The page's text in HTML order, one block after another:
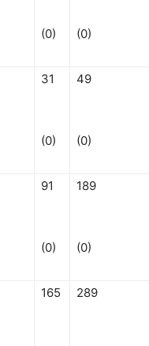
(0) (0)
31
(0)
49
(0)
91
(0)
189
(0)
165 289